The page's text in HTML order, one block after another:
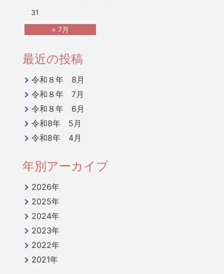
« 7月
31
最近の投稿
令和８年 8月
令和８年 7月
令和８年 6月
令和8年 5月
令和8年 4月
年別アーカイブ
2026年
2025年
2024年
2023年
2022年
2021年